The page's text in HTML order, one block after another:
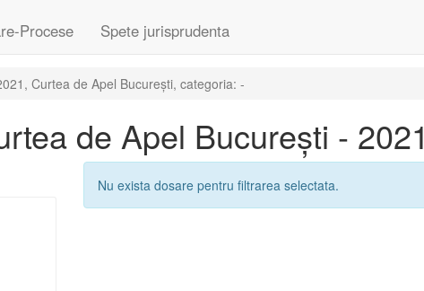
Procese Spete jurisprudenta
Curtea de Apel București, categoria: -
de Apel București - 2021
Nu exista dosare pentru filtrarea selectata.